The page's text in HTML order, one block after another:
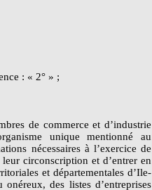
: « 2° » ;
de commerce et d’industrie
unique mentionné au
nécessaires à l’exercice de
circonscription et d’entrer en
et départementales d’Ile-
des listes d’entreprises